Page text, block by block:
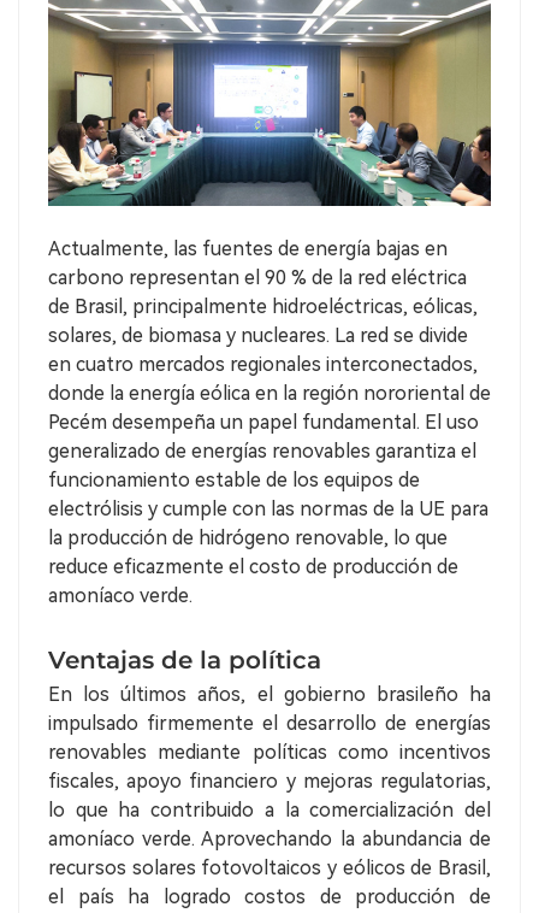
Actualmente, las fuentes de energía bajas en
carbono representan el 90 % de la red eléctrica
de Brasil, principalmente hidroeléctricas, eólicas,
solares, de biomasa y nucleares. La red se divide
en cuatro mercados regionales interconectados,
donde la energía eólica en la región nororiental de
Pecém desempeña un papel fundamental. El uso
generalizado de energías renovables garantiza el
funcionamiento estable de los equipos de
electrólisis y cumple con las normas de la UE para
la producción de hidrógeno renovable, lo que
reduce eficazmente el costo de producción de
amoníaco verde.
Ventajas de la política
En los últimos años, el gobierno brasileño ha
impulsado firmemente el desarrollo de energías
renovables mediante políticas como incentivos
fiscales, apoyo financiero y mejoras regulatorias,
lo que ha contribuido a la comercialización del
amoníaco verde. Aprovechando la abundancia de
recursos solares fotovoltaicos y eólicos de Brasil,
el país ha logrado costos de producción de